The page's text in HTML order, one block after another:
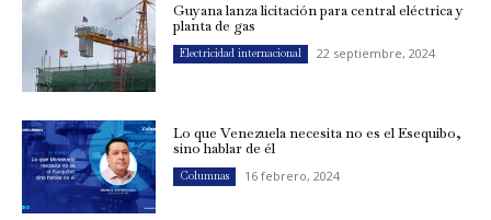
Guyana lanza licitación para central eléctrica y
planta de gas
Electricidad internacional 22 septiembre, 2024
Lo que Venezuela necesita no es el Esequibo,
sino hablar de él
Columnas 16 febrero, 2024